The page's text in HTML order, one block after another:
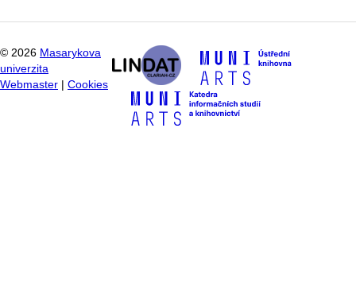
© 2026 Masarykova
univerzita
Webmaster
Cookies